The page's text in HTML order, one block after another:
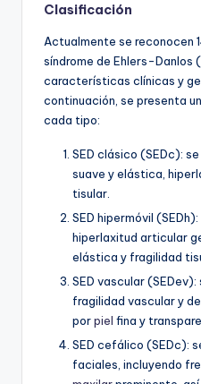
Clasificación
Actualmente se reconocen
síndrome de Ehlers-Danlos
características clínicas y
continuación, se presenta
cada tipo:
SED clásico (SEDc):
suave y elástica,
tisular.
SED hipermóvil
hiperlaxitud articular
elástica y fragilidad
SED vascular
fragilidad vascular y de
porpiel fina y
SED cefálico (SEDc):
faciales, incluyendo